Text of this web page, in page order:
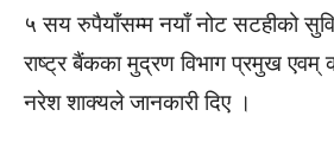
५ सय रुपैयाँसम्म नयाँ नोट सटहीको
राष्ट्र बैंकका मुद्रण विभाग प्रमुख एवम्
नरेश शाक्यले जानकारी दिए ।